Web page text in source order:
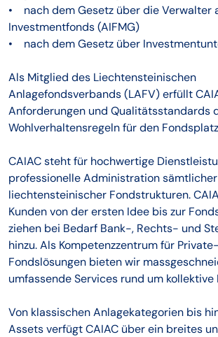
• nach dem Gesetz über die Verwalter
Investmentfonds (AIFMG)
• nach dem Gesetz über
Als Mitglied des Liechtensteinischen
Anlagefondsverbands (LAFV) erfüllt
Anforderungen und Qualitätsstandards
Wohlverhaltensregeln für den
CAIAC steht für hochwertige
professionelle Administration sämtlicher
liechtensteinischer Fondstrukturen.
Kunden von der ersten Idee bis zur
ziehen bei Bedarf Bank-, Rechts- und
hinzu. Als Kompetenzzentrum für
Fondslösungen bieten wir
umfassende Services rund um kollektive
Von klassischen Anlagekategorien bis
Assets verfügt CAIAC über ein breites